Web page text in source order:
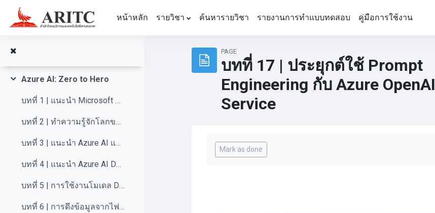
ข้ามไปที่เนื้อหาหลัก
หน้าหลัก
รายวิชา ค้นหารายวิชา รายงานการทำแบบทดสอบ คู่มือการใช้งาน
Microsoft 365 PowerPoint
Azure AI: Zero to Hero
บทที่ 1 | แนะนำ Microsoft Learn และการใช้งาน Microsoft Azure เบื้องต้น
บทที่ 2 | ทำความรู้จักโลกของ AI เบื้องต้น
บทที่ 3 | แนะนำ Azure AI และ Azure AI Foundry
บทที่ 4 | แนะนำ Azure AI Document Intelligence
บทที่ 5 | การใช้งานโมเดล Document Analysis สำเร็จรูปของ Azure AI Document Intelligence
บทที่ 6 | การดึงข้อมูลจากไฟล์ PDF ด้วย Azure AI Document Intelligence
PAGE
บทที่ 17 | ประยุกต์ใช้ Prompt
Engineering กับ Azure OpenAI
Service
Mark as done